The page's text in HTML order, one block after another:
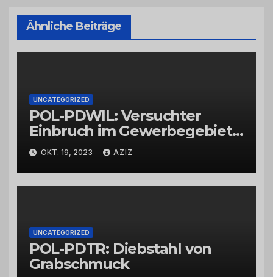
Ähnliche Beiträge
UNCATEGORIZED
POL-PDWIL: Versuchter
Einbruch im Gewerbegebiet
Wittlich
OKT. 19, 2023 AZIZ
UNCATEGORIZED
POL-PDTR: Diebstahl von
Grabschmuck